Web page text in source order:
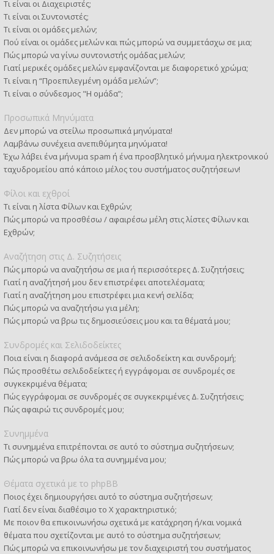
Τι είναι οι Διαχειριστές;
Τι είναι οι Συντονιστές;
Τι είναι οι ομάδες μελών;
Πού είναι οι ομάδες μελών και πώς μπορώ να συμμετάσχω σε μια;
Πώς μπορώ να γίνω συντονιστής ομάδας μελών;
Γιατί μερικές ομάδες μελών εμφανίζονται με διαφορετικό χρώμα;
Τι είναι η “Προεπιλεγμένη ομάδα μελών”;
Τι είναι ο σύνδεσμος "Η ομάδα”;
Προσωπικά Μηνύματα
Δεν μπορώ να στείλω προσωπικά μηνύματα!
Λαμβάνω συνέχεια ανεπιθύμητα μηνύματα!
Έχω λάβει ένα μήνυμα spam ή ένα προσβλητικό μήνυμα ηλεκτρονικού
ταχυδρομείου από κάποιο μέλος του συστήματος συζητήσεων!
Φίλοι και εχθροί
Τι είναι η λίστα Φίλων και Εχθρών;
Πώς μπορώ να προσθέσω / αφαιρέσω μέλη στις λίστες Φίλων και
Εχθρών;
Αναζήτηση στις Δ. Συζητήσεις
Πώς μπορώ να αναζητήσω σε μια ή περισσότερες Δ. Συζητήσεις;
Γιατί η αναζήτησή μου δεν επιστρέφει αποτελέσματα;
Γιατί η αναζήτηση μου επιστρέφει μια κενή σελίδα;
Πώς μπορώ να αναζητήσω για μέλη;
Πώς μπορώ να βρω τις δημοσιεύσεις μου και τα θέματά μου;
Συνδρομές και Σελιδοδείκτες
Ποια είναι η διαφορά ανάμεσα σε σελιδοδείκτη και συνδρομή;
Πώς προσθέτω σελιδοδείκτες ή εγγράφομαι σε συνδρομές σε
συγκεκριμένα θέματα;
Πώς εγγράφομαι σε συνδρομές σε συγκεκριμένες Δ. Συζητήσεις;
Πώς αφαιρώ τις συνδρομές μου;
Συνημμένα
Τι συνημμένα επιτρέπονται σε αυτό το σύστημα συζητήσεων;
Πώς μπορώ να βρω όλα τα συνημμένα μου;
Θέματα σχετικά με το phpBB
Ποιος έχει δημιουργήσει αυτό το σύστημα συζητήσεων;
Γιατί δεν είναι διαθέσιμο το Χ χαρακτηριστικό;
Με ποιον θα επικοινωνήσω σχετικά με κατάχρηση ή/και νομικά
θέματα που σχετίζονται με αυτό το σύστημα συζητήσεων;
Πώς μπορώ να επικοινωνήσω με τον διαχειριστή του συστήματος